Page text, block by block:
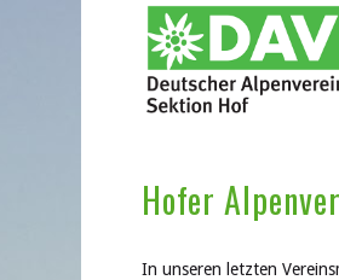
Hofer
In unseren letzten